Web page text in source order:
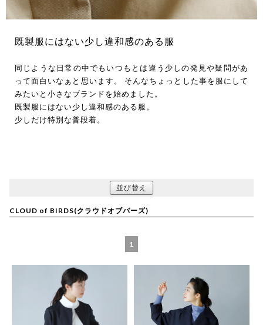
既製服にはない少し違和感のある服
同じような日常の中でもいつもとは違う少しの発見や疑問があ
って面白いなぁと思います。 そんなちょっとした事を服にして
みたいと小さなブランドを始めました。
既製服にはない少し違和感のある服。
少しだけ特別な普段着。
並び替え
CLOUD of BIRDS(クラウドオブバーズ)
1